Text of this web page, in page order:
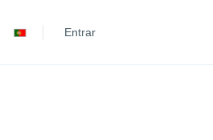
EspañolEntrar